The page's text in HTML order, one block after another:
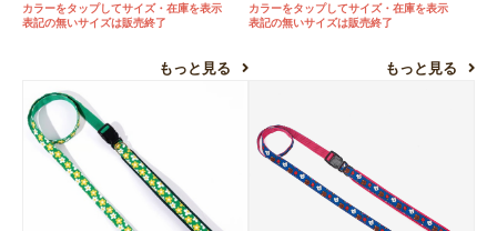
カラーをタップしてサイズ・在庫を表示
表記の無いサイズは販売終了
もっと見る
カラーをタップしてサイズ・在庫を表示
表記の無いサイズは販売終了
もっと見る